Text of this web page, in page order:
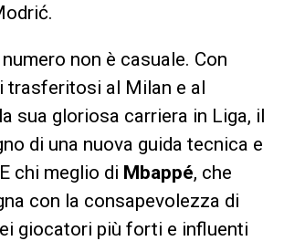
non è casuale. Con
trasferitosi al Milan e al
sua gloriosa carriera in Liga, il
di una nuova guida tecnica e
chi meglio di Mbappé, che
con la consapevolezza di
giocatori più forti e influenti